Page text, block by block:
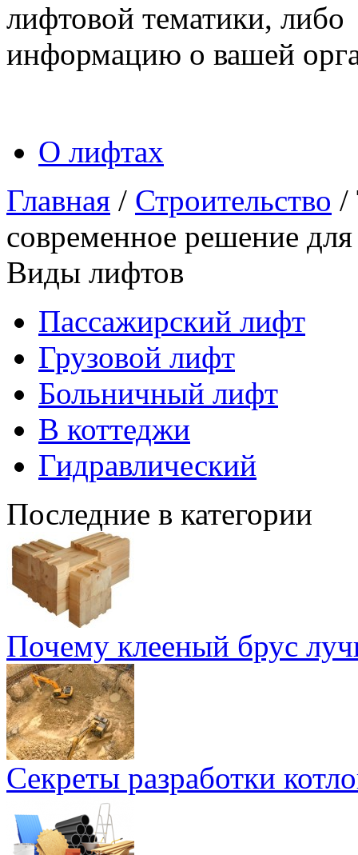
лифтовой тематики, либо
информацию о вашей
О лифтах
Главная / Строительство /
современное решение
Виды лифтов
Пассажирский лифт
Грузовой лифт
Больничный лифт
В коттеджи
Гидравлический
Последние в категории
Почему клееный брус
Секреты разработки